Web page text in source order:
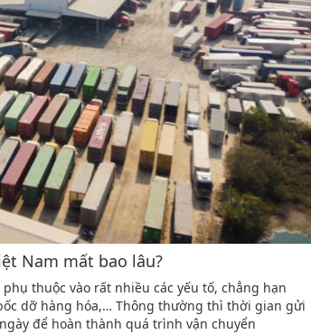
Nam mất bao lâu?
phụ thuộc vào rất nhiều các yếu tố, chẳng hạn
dỡ hàng hóa,… Thông thường thì thời gian gửi
để hoàn thành quá trình vận chuyển